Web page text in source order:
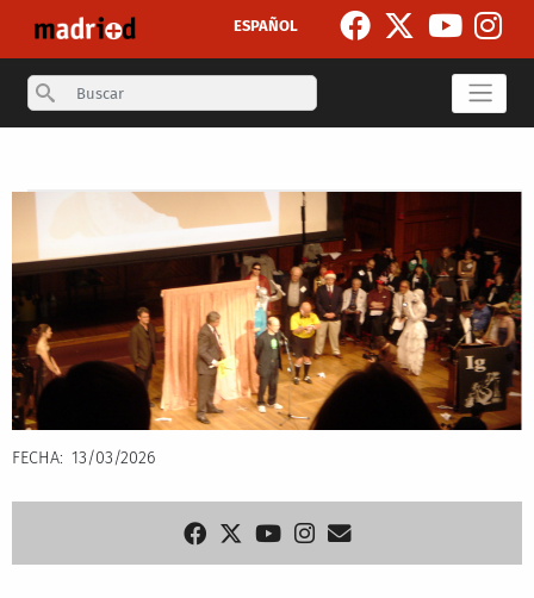
ESPAÑOL
Search
FECHA 13/03/2026